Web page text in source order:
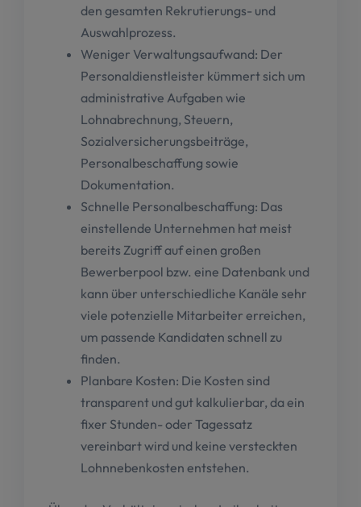
den gesamten Rekrutierungs- und
Auswahlprozess.
Weniger Verwaltungsaufwand: Der
Personaldienstleister kümmert sich um
administrative Aufgaben wie
Lohnabrechnung, Steuern,
Sozialversicherungsbeiträge,
Personalbeschaffung sowie
Dokumentation.
Schnelle Personalbeschaffung: Das
einstellende Unternehmen hat meist
bereits Zugriff auf einen großen
Bewerberpool bzw. eine Datenbank und
kann über unterschiedliche Kanäle sehr
viele potenzielle Mitarbeiter erreichen,
um passende Kandidaten schnell zu
finden.
Planbare Kosten: Die Kosten sind
transparent und gut kalkulierbar, da ein
fixer Stunden- oder Tagessatz
vereinbart wird und keine versteckten
Lohnnebenkosten entstehen.